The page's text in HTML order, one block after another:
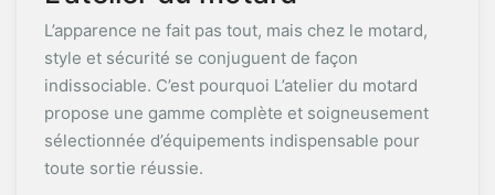
L’apparence ne fait pas tout, mais chez le motard,
style et sécurité se conjuguent de façon
indissociable. C’est pourquoi L’atelier du motard
propose une gamme complète et soigneusement
sélectionnée d’équipements indispensable pour
toute sortie réussie.